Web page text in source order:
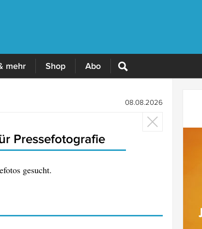
mehr Shop Abo
08.08.2026
Pressefotografie
gesucht.